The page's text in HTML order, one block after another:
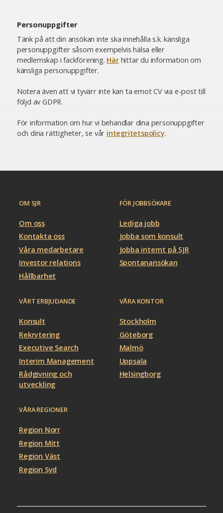
Personuppgifter
Tänk på att din ansökan inte ska innehålla s.k. känsliga
personuppgifter såsom exempelvis hälsa eller
medlemskap i fackförening. Härhittar du information om
känsliga personuppgifter.
Notera även att vi tyvärr inte kan ta emot CV via e-post till
följd av GDPR.
För information om hur vi behandlar dina personuppgifter
och dina rättigheter, se vår integritetspolicy.
OM SJR
Om oss
Kontakta oss
Våra medarbetare
Investor relations
Hållbarhet
FÖR JOBBSÖKARE
Lediga jobb
Jobba som konsult
Jobba internt på SJR
Spontanansökan
VÅRT ERBJUDANDE
Konsult
Rekrytering
Executive Search
Interim Management
Rådgivning och
utveckling
VÅRA KONTOR
Stockholm
Göteborg
Malmö
Uppsala
Helsingborg
VÅRA REGIONER
Region Norr
Region Mitt
Region Väst
Region Syd